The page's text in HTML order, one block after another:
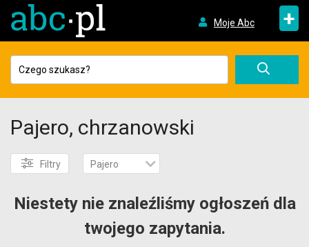
Moje Abc +
Pajero, chrzanowski
Filtry Pajero
Niestety nie znaleźliśmy ogłoszeń dla
twojego zapytania.